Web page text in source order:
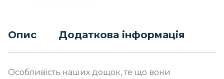
Опис Додаткова інформація
Особливість наших дощок, те що вони